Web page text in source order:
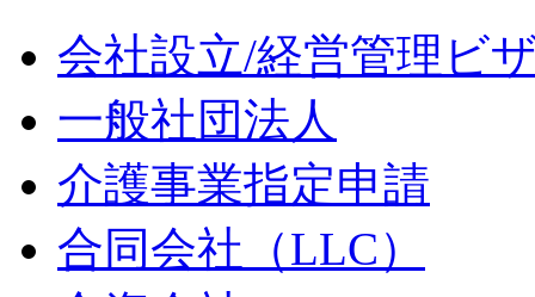
会社設立/経営管理ビ
一般社団法人
介護事業指定申請
合同会社（LLC）